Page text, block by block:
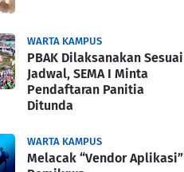
WARTA KAMPUS
PBAK Dilaksanakan Sesuai
Jadwal, SEMA I Minta
Pendaftaran Panitia
Ditunda
WARTA KAMPUS
Melacak “Vendor Aplikasi”